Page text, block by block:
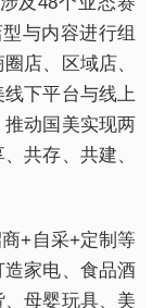
与内容进行组
店、区域店、
下平台与线上
动国美实现两
共存、共建、
+自采+定制等
家电、食品酒
母婴玩具、美